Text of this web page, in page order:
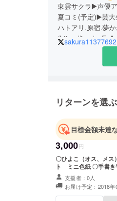
東雲サクラ▶️声優
夏コミ(予定)▶️芸
ハトアリ.原宿.夢
(https://t.co/
sakura11377692
リターンを選ぶ
目標金額未達
3,000円
〇ひよこ（オス、メス）の
ト ミニ色紙 〇手
支援者：0人
お届け予定：2018年